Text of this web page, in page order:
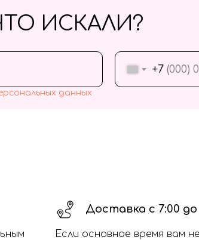
+7
данных
ИСКАЛИ?
Доставка с 7:00 до
Если основное время вам